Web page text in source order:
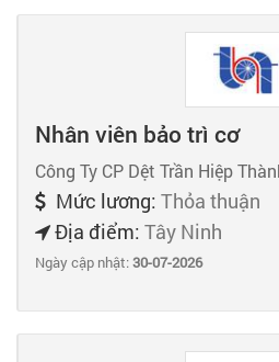
Nhân viên bảo trì cơ
Công Ty CP Dệt Trần Hiệp
Mức lương: Thỏa thuận
Địa điểm: Tây Ninh
Ngày cập nhật:30-07-2026